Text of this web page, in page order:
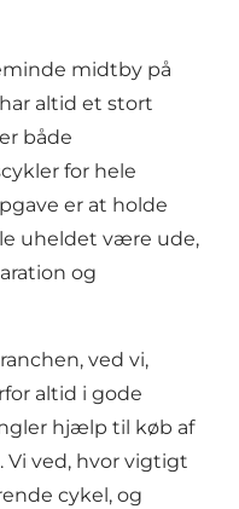
midtby på
altid et stort
både
for hele
er at holde
uheldet være ude,
og
ved vi,
altid i gode
hjælp til køb af
Vi ved, hvor vigtigt
cykel, og